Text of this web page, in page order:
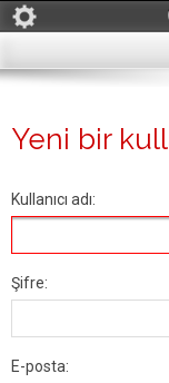
Yeni bir
Kullanıcı adı:
Şifre:
E-posta: